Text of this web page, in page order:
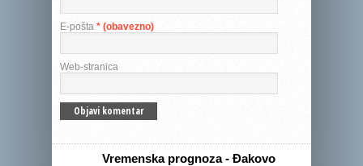
E-pošta * (obavezno)
Web-stranica
Vremenska prognoza - Đakovo